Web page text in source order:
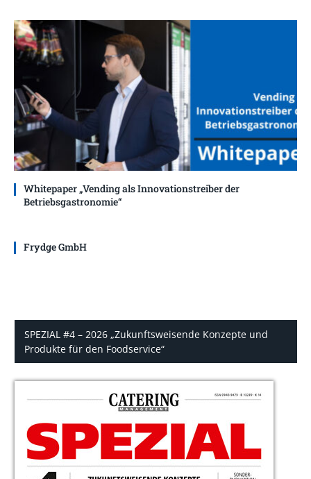
Whitepaper „Vending als Innovationstreiber der
Betriebsgastronomie“
Frydge GmbH
SPEZIAL #4 – 2026 „Zukunftsweisende Konzepte und
Produkte für den Foodservice“